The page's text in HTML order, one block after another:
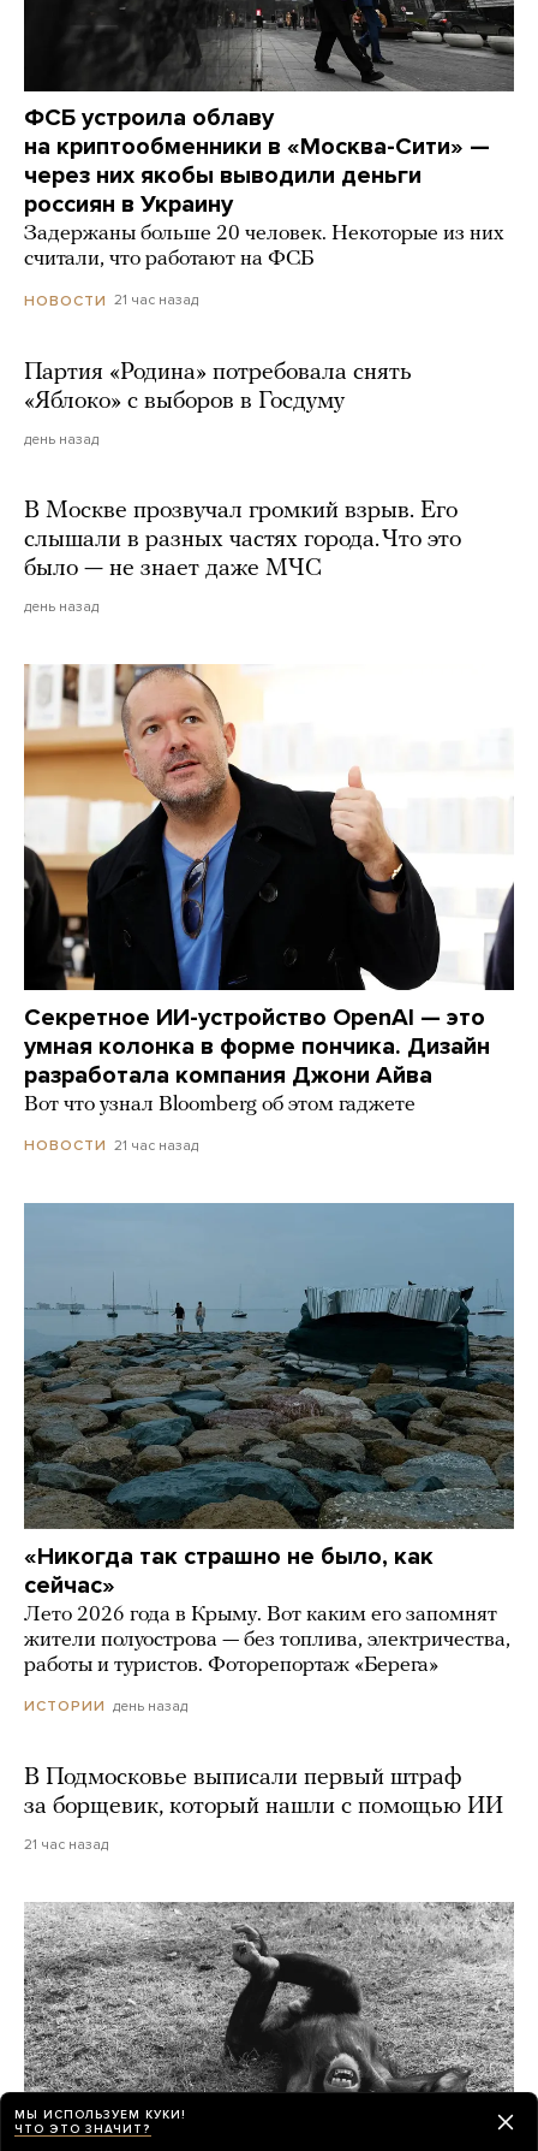
ФСБ устроила облаву
на криптообменники в «Москва-Сити» —
через них якобы выводили деньги
россиян в Украину
Задержаны больше 20 человек. Некоторые из них
считали, что работают на ФСБ
НОВОСТИ 21 час назад
Партия «Родина» потребовала снять
«Яблоко» с выборов в Госдуму
день назад
В Москве прозвучал громкий взрыв. Его
слышали в разных частях города. Что это
было — не знает даже МЧС
день назад
Секретное ИИ-устройство OpenAI — это
умная колонка в форме пончика. Дизайн
разработала компания Джони Айва
Вот что узнал Bloomberg об этом гаджете
НОВОСТИ 21 час назад
«Никогда так страшно не было, как
сейчас»
Лето 2026 года в Крыму. Вот каким его запомнят
жители полуострова — без топлива, электричества,
работы и туристов. Фоторепортаж «Берега»
ИСТОРИИ день назад
В Подмосковье выписали первый штраф
за борщевик, который нашли с помощью ИИ
21 час назад
МЫ ИСПОЛЬЗУЕМ КУКИ!
ЧТО ЭТО ЗНАЧИТ?